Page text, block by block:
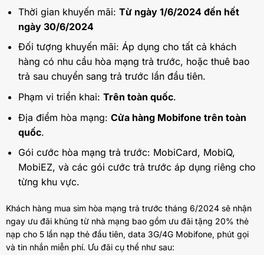
Thời gian khuyến mãi: Từ ngày 1/6/2024 đến hết
ngày 30/6/2024
Đối tượng khuyến mãi: Áp dụng cho tất cả khách
hàng có nhu cầu hòa mạng trả trước, hoặc thuê bao
trả sau chuyển sang trả trước lần đầu tiên.
Phạm vi triển khai: Trên toàn quốc.
Địa điểm hòa mạng: Cửa hàng Mobifone trên toàn
quốc.
Gói cước hòa mạng trả trước: MobiCard, MobiQ,
MobiEZ, và các gói cước trả trước áp dụng riêng cho
từng khu vực.
Khách hàng mua sim hòa mạng trả trước tháng 6/2024 sẽ nhận
ngay ưu đãi khủng từ nhà mạng bao gồm ưu đãi tặng 20% thẻ
nạp cho 5 lần nạp thẻ đầu tiên, data 3G/4G Mobifone, phút gọi
và tin nhắn miễn phí. Ưu đãi cụ thể như sau: